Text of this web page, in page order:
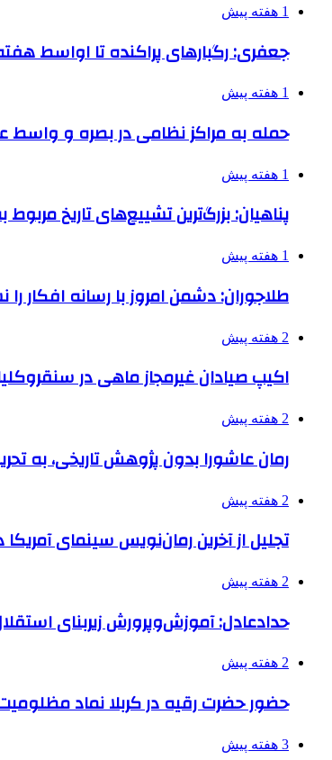
1 هفته پیش
جعفری: رگبارهای پراکنده تا اواسط
1 هفته پیش
حمله به مراکز نظامی در بصره و واسط
1 هفته پیش
پناهیان: بزرگ‌ترین تشییع‌های تاریخ
1 هفته پیش
طلاجوران: دشمن امروز با رسانه افکار
2 هفته پیش
اکیپ صیادان غیرمجاز ماهی در
2 هفته پیش
رمان عاشورا بدون پژوهش تاریخی، به
2 هفته پیش
تجلیل از آخرین رمان‌نویس سینمای
2 هفته پیش
حدادعادل: آموزش‌وپرورش زیربنای
2 هفته پیش
حضور حضرت رقیه در کربلا نماد
3 هفته پیش